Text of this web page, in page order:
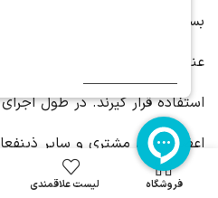
بسیار مفید خواهد بود. این
عنوان مدرکی برای تضمین کیفیت
استفاده قرار گیرند. در طول
اعضای تیم، مشتری و سایر
اشتراک گذاشتن اطلاعات به
فروشگاه لیست علاقمندی